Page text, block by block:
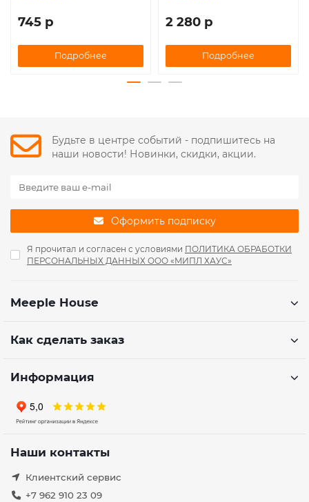
745 р
Подробнее
2 280 р
Подробнее
Будьте в центре событий - подпишитесь на
наши новости! Новинки, скидки, акции.
Оформить подписку
Я прочитал и согласен с условиями ПОЛИТИКА ОБРАБОТКИ
ПЕРСОНАЛЬНЫХ ДАННЫХ ООО «МИПЛ ХАУС»
Meeple House
Как сделать заказ
Информация
Наши контакты
Клиентский сервис
+7 962 910 23 09